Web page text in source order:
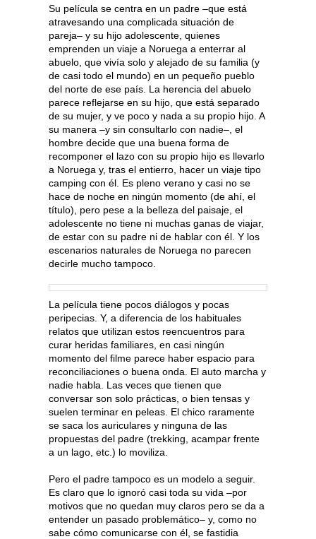
Su película se centra en un padre –que está
atravesando una complicada situación de
pareja– y su hijo adolescente, quienes
emprenden un viaje a Noruega a enterrar al
abuelo, que vivía solo y alejado de su familia (y
de casi todo el mundo) en un pequeño pueblo
del norte de ese país. La herencia del abuelo
parece reflejarse en su hijo, que está separado
de su mujer, y ve poco y nada a su propio hijo. A
su manera –y sin consultarlo con nadie–, el
hombre decide que una buena forma de
recomponer el lazo con su propio hijo es llevarlo
a Noruega y, tras el entierro, hacer un viaje tipo
camping con él. Es pleno verano y casi no se
hace de noche en ningún momento (de ahí, el
título), pero pese a la belleza del paisaje, el
adolescente no tiene ni muchas ganas de viajar,
de estar con su padre ni de hablar con él. Y los
escenarios naturales de Noruega no parecen
decirle mucho tampoco.
La película tiene pocos diálogos y pocas
peripecias. Y, a diferencia de los habituales
relatos que utilizan estos reencuentros para
curar heridas familiares, en casi ningún
momento del filme parece haber espacio para
reconciliaciones o buena onda. El auto marcha y
nadie habla. Las veces que tienen que
conversar son solo prácticas, o bien tensas y
suelen terminar en peleas. El chico raramente
se saca los auriculares y ninguna de las
propuestas del padre (trekking, acampar frente
a un lago, etc.) lo moviliza.
Pero el padre tampoco es un modelo a seguir.
Es claro que lo ignoró casi toda su vida –por
motivos que no quedan muy claros pero se da a
entender un pasado problemático– y, como no
sabe cómo comunicarse con él, se fastidia